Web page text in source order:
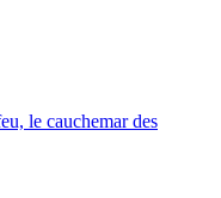
le cauchemar des